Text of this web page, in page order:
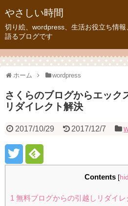
やさしい時間
切り絵、wordpress、生活お役立ち情
語るブログです
ホーム wordpress
さくらのブログからエッ
リダイレクト解決
2017/10/29 2017/12/7
Contents [
1 無料ブログからの引越しリダイレ